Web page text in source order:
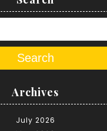
Search
Archives
July 2026